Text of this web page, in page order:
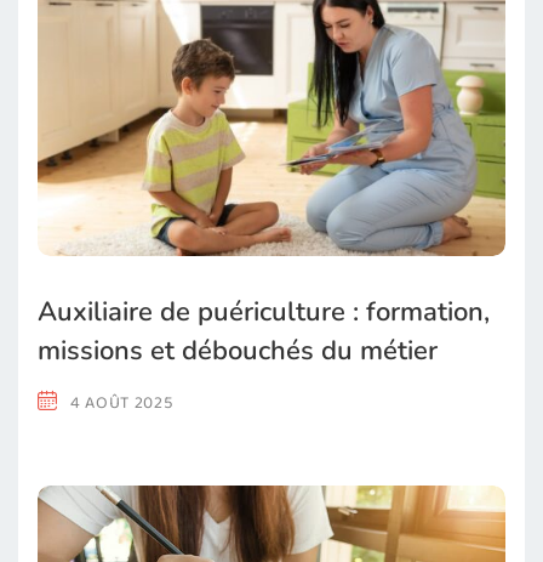
Auxiliaire de puériculture : formation,
missions et débouchés du métier
4 AOÛT 2025